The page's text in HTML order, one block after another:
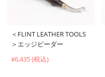
＜FLINT LEATHER TOOLS
＞エッジビーダー
¥6,435 (税込)